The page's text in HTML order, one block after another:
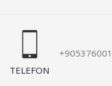
TELEFON